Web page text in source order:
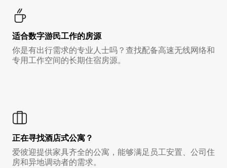
适合数字游民工作的房源
你是有出行需求的专业人士吗？查找配备高速无线网络和
专用工作空间的长期住宿房源。
正在寻找酒店式公寓？
爱彼迎提供家具齐全的公寓，能够满足员工安置、公司住
房和异地调动者的需求。